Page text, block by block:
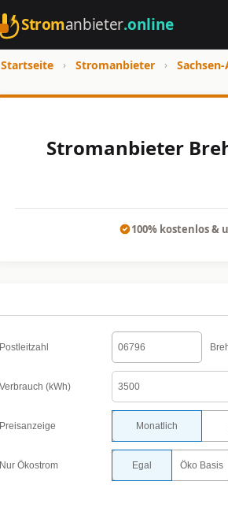
Stromanbieter.online
Startseite › Stromanbieter ›
Stromanbieter
100% kostenlos &